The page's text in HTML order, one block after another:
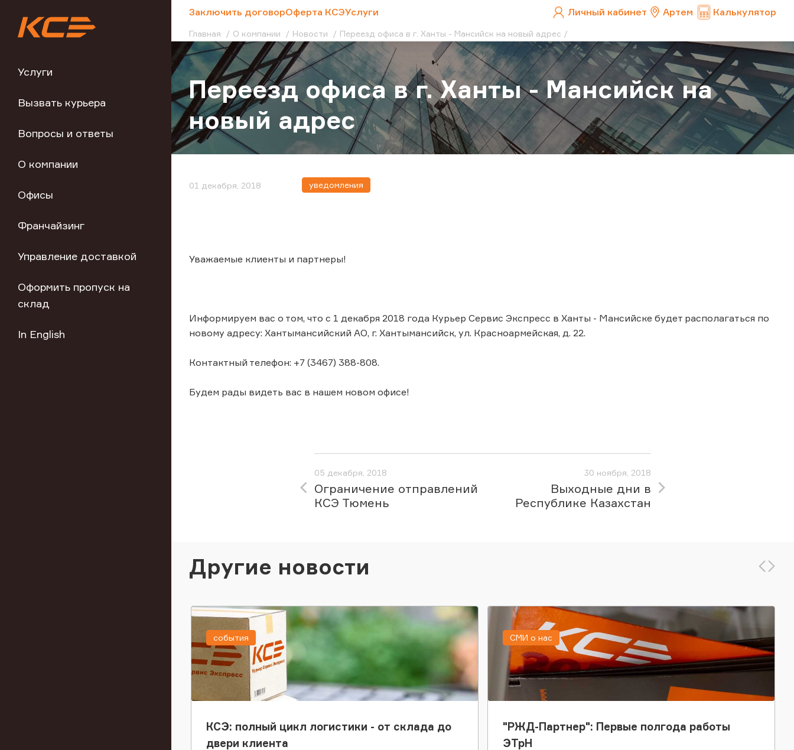
Услуги
Вызвать курьера
Вопросы и ответы
О компании
Офисы
Франчайзинг
Управление доставкой
Оформить пропуск на
склад
In English
Заключить договорОферта КСЭУслуги Личный кабинет Артем Калькулятор
Главная О компании Новости Переезд офиса в г. Ханты - Мансийск на новый адрес
Переезд офиса в г. Ханты - Мансийск на
новый адрес
01 декабря, 2018 уведомления
Уважаемые клиенты и партнеры!
Информируем вас о том, что с 1 декабря 2018 года Курьер Сервис Экспресс в Ханты - Мансийске будет располагаться по
новому адресу: Хантымансийский АО, г. Хантымансийск, ул. Красноармейская, д. 22.
Контактный телефон: +7 (3467) 388-808.
Будем рады видеть вас в нашем новом офисе!
05 декабря, 2018
Ограничение отправлений
КСЭ Тюмень
30 ноября, 2018
Выходные дни в
Республике Казахстан
Другие новости
КСЭ: полный цикл логистики - от склада до
двери клиента
события
"РЖД-Партнер": Первые полгода работы
ЭТрН
СМИ о нас